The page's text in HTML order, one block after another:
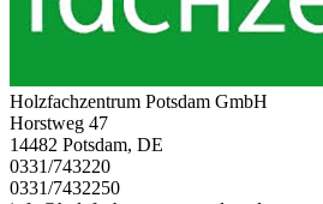
Holzfachzentrum Potsdam GmbH
Horstweg 47
14482 Potsdam, DE
0331/743220
0331/7432250